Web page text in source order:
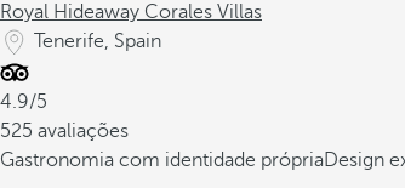
Royal Hideaway Corales Villas
Tenerife, Spain
4.9/5
525 avaliações
Gastronomia com identidade própriaDesign